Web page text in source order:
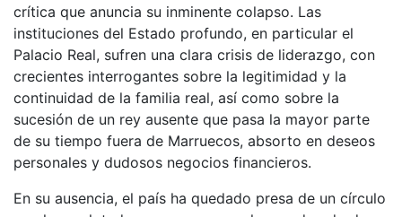
crítica que anuncia su inminente colapso. Las
instituciones del Estado profundo, en particular el
Palacio Real, sufren una clara crisis de liderazgo, con
crecientes interrogantes sobre la legitimidad y la
continuidad de la familia real, así como sobre la
sucesión de un rey ausente que pasa la mayor parte
de su tiempo fuera de Marruecos, absorto en deseos
personales y dudosos negocios financieros.
En su ausencia, el país ha quedado presa de un círculo